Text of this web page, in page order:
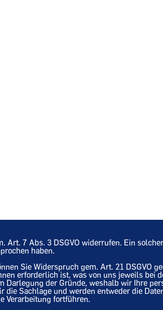
Visbek;
Art. 7 Abs. 3 DSGVO widerrufen. Ein
haben.
Sie Widerspruch gem. Art. 21 DSGVO
erforderlich ist, was von uns jeweils bei
der Gründe, weshalb wir Ihre
Sachlage und werden entweder die
Verarbeitung fortführen.